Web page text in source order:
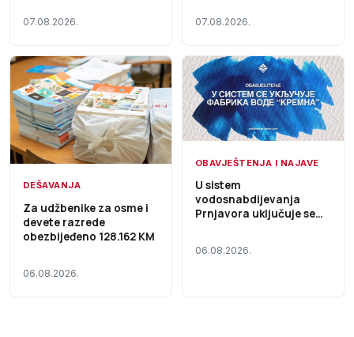
07.08.2026. 07.08.2026.
DEŠAVANJA
Za udžbenike za osme i
devete razrede
obezbijeđeno 128.162 KM
06.08.2026.
OBAVJEŠTENJA I NAJAVE
U sistem
vodosnabdijevanja
Prnjavora uključuje se
06.08.2026.